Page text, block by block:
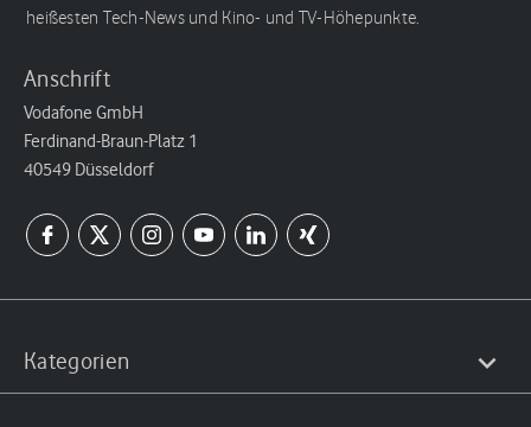
heißesten Tech-News und Kino- und TV-Höhepunkte.
Anschrift
Vodafone GmbH
Ferdinand-Braun-Platz 1
40549 Düsseldorf
Kategorien